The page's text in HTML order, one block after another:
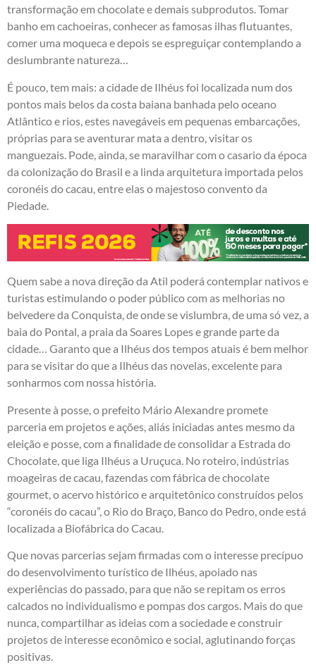
transformação em chocolate e demais subprodutos. Tomar
banho em cachoeiras, conhecer as famosas ilhas flutuantes,
comer uma moqueca e depois se espreguiçar contemplando a
deslumbrante natureza…
É pouco, tem mais: a cidade de Ilhéus foi localizada num dos
pontos mais belos da costa baiana banhada pelo oceano
Atlântico e rios, estes navegáveis em pequenas embarcações,
próprias para se aventurar mata a dentro, visitar os
manguezais. Pode, ainda, se maravilhar com o casario da época
da colonização do Brasil e a linda arquitetura importada pelos
coronéis do cacau, entre elas o majestoso convento da
Piedade.
Quem sabe a nova direção da Atil poderá contemplar nativos e
turistas estimulando o poder público com as melhorias no
belvedere da Conquista, de onde se vislumbra, de uma só vez, a
baia do Pontal, a praia da Soares Lopes e grande parte da
cidade… Garanto que a Ilhéus dos tempos atuais é bem melhor
para se visitar do que a Ilhéus das novelas, excelente para
sonharmos com nossa história.
Presente à posse, o prefeito Mário Alexandre promete
parceria em projetos e ações, aliás iniciadas antes mesmo da
eleição e posse, com a finalidade de consolidar a Estrada do
Chocolate, que liga Ilhéus a Uruçuca. No roteiro, indústrias
moageiras de cacau, fazendas com fábrica de chocolate
gourmet, o acervo histórico e arquitetônico construídos pelos
“coronéis do cacau”, o Rio do Braço, Banco do Pedro, onde está
localizada a Biofábrica do Cacau.
Que novas parcerias sejam firmadas com o interesse precípuo
do desenvolvimento turístico de Ilhéus, apoiado nas
experiências do passado, para que não se repitam os erros
calcados no individualismo e pompas dos cargos. Mais do que
nunca, compartilhar as ideias com a sociedade e construir
projetos de interesse econômico e social, aglutinando forças
positivas.